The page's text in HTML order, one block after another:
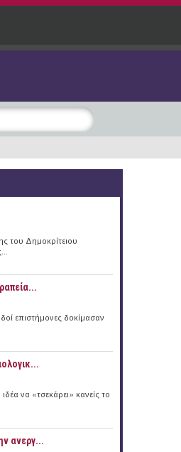
του Δημοκρίτειου
επιστήμονες δοκίμασαν
να «τσεκάρει» κανείς το
ανεργ...